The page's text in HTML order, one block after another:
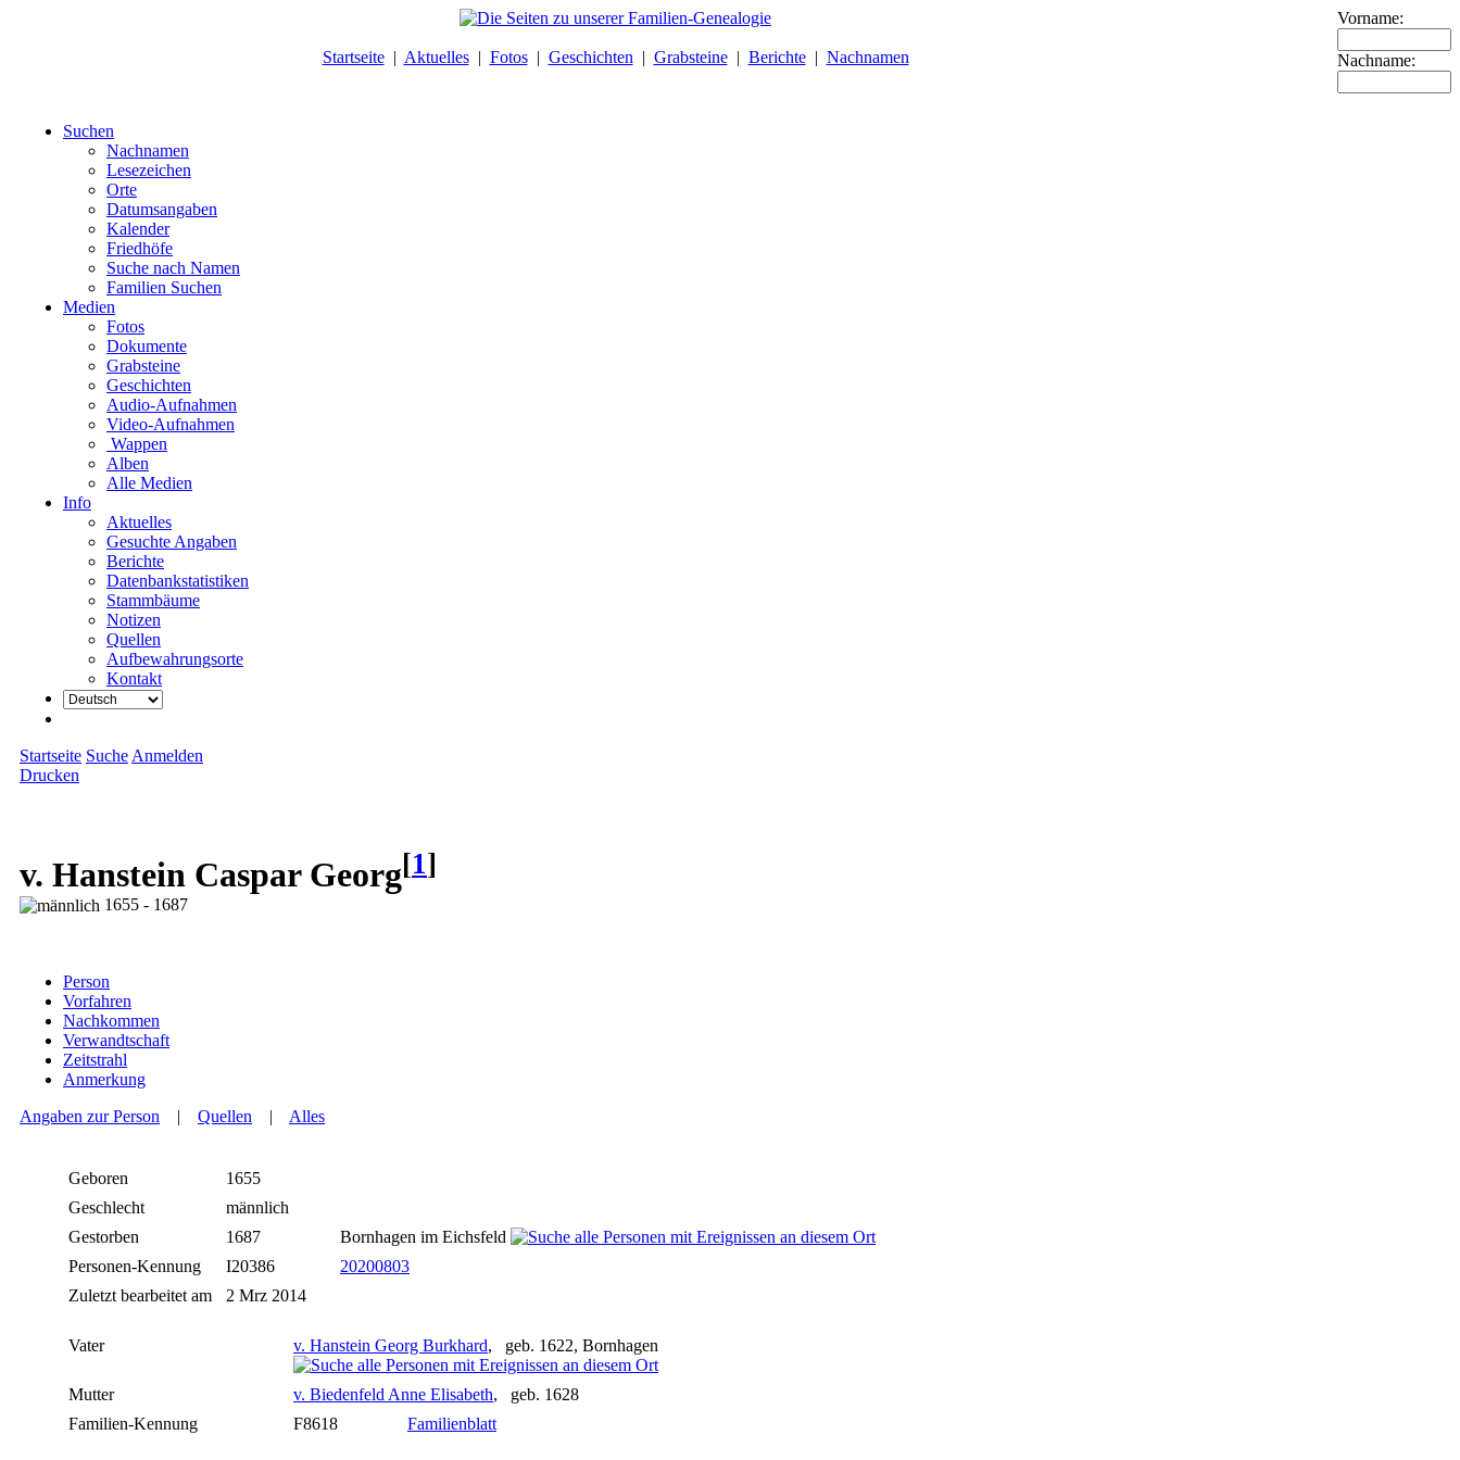
Startseite| Aktuelles| Fotos| Geschichten | Grabsteine| Berichte| Nachnamen
Vorname:
Nachname:
Suchen
Nachnamen
Lesezeichen
Orte
Datumsangaben
Kalender
Friedhöfe
Suche nach Namen
Familien Suchen
Medien
Fotos
Dokumente
Grabsteine
Geschichten
Audio-Aufnahmen
Video-Aufnahmen
Wappen
Alben
Alle Medien
Info
Aktuelles
Gesuchte Angaben
Berichte
Datenbankstatistiken
Stammbäume
Notizen
Quellen
Aufbewahrungsorte
Kontakt
Startseite Suche Anmelden
Drucken
v. Hanstein Caspar Georg[1]
1655 - 1687
Person
Vorfahren
Nachkommen
Verwandtschaft
Zeitstrahl
Anmerkung
Angaben zur Person | Quellen | Alles
Geboren
1655
Geschlecht
männlich
Gestorben
1687
Bornhagen im Eichsfeld
Personen-Kennung
I20386
20200803
Zuletzt bearbeitet am
2 Mrz 2014
Vater v. Hanstein Georg Burkhard, geb. 1622, Bornhagen
Mutter v. Biedenfeld Anne Elisabeth, geb. 1628
Familien-Kennung
F8618 Familienblatt